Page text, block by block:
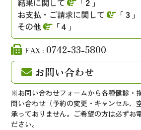
お支払・ご請求に関して
「３」
その他
「４」
FAX : 0742-33-5800
お問い合わせ
※お問い合わせフォームから各種健診・
問い合わせ（予約の変更・キャンセル、
承っておりません。ご希望の方は必ずお
ださい。